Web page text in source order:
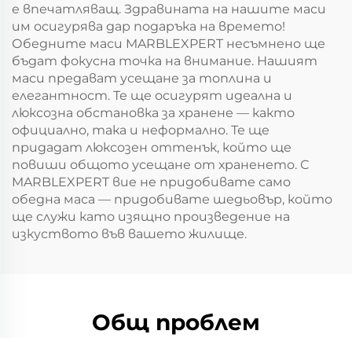
е впечатляващ. Здравината на нашите маси
им осигурява дар подаръка на времето!
Обедните маси MARBLEXPERT несъмнено ще
бъдат фокусна точка на внимание. Нашият
маси предават усещане за топлина и
елегантност. Те ще осигурят идеална и
люксозна обстановка за хранене — както
официално, така и неформално. Те ще
придадат люксозен оттенък, който ще
повиши общото усещане от храненето. С
MARBLEXPERT вие не придобивате само
обедна маса — придобивате шедьовър, който
ще служи като изящно произведение на
изкуството във вашето жилище.
Общ проблем